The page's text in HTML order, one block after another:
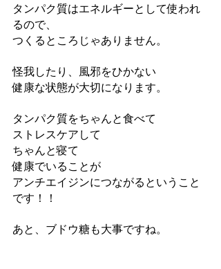
タンパク質はエネルギーとして使われ
るので、
つくるところじゃありません。
怪我したり、風邪をひかない
健康な状態が大切になります。
タンパク質をちゃんと食べて
ストレスケアして
ちゃんと寝て
健康でいることが
アンチエイジンにつながるということ
です！！
あと、ブドウ糖も大事ですね。